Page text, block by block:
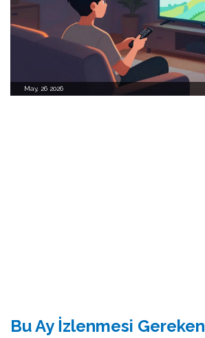
May, 26 2026
Bu Ay İzlenmesi Gereken